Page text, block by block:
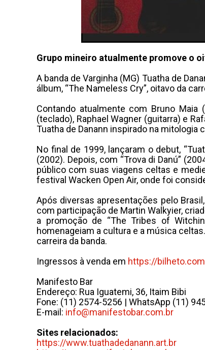
Grupo mineiro atualmente promove o
A banda de Varginha (MG) Tuatha de
álbum, “The Nameless Cry”, oitavo da
Contando atualmente com Bruno
(teclado), Raphael Wagner (guitarra) e
Tuatha de Danann inspirado na mitologia
No final de 1999, lançaram o debut,
(2002). Depois, com “Trova di Danú”
público com suas viagens celtas e
festival Wacken Open Air, onde foi
Após diversas apresentações pelo
com participação de Martin Walkyier,
a promoção de “The Tribes of
homenageiam a cultura e a música
carreira da banda.
Ingressos à venda em https://
Manifesto Bar
Endereço: Rua Iguatemi, 36, Itaim Bibi
Fone: (11) 2574-5256 | WhatsApp (11)
E-mail: info@manifestobar.com.br
Sites relacionados:
https://www.tuathadedanann.art.br